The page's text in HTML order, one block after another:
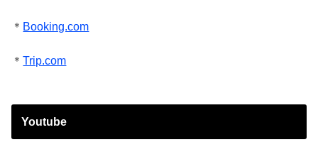
＊ Booking.com
＊Trip.com
Youtube